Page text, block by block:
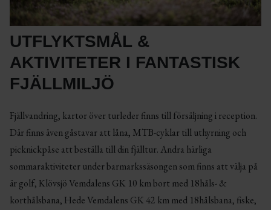
UTFLYKTSMÅL &
AKTIVITETER I FANTASTISK
FJÄLLMILJÖ
Fjällvandring, kartor över turleder finns till försäljning i reception.
Där finns även gåstavar att låna, MTB-cyklar till uthyrning och
picknickpåse att beställa till din fjälltur. Andra härliga
sommaraktiviteter under barmarkssäsongen som finns att välja på
är golf, Klövsjö Vemdalens GK 10 km bort med 18håls- &
korthålsbana, Hede Vemdalens GK 42 km med 18hålsbana, fiske,